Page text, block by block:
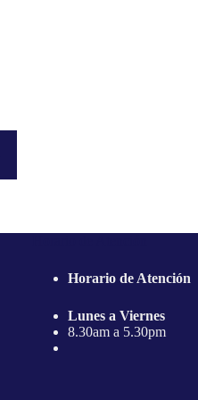
Horario de Atención
Lunes a Viernes
8.30am a 5.30pm